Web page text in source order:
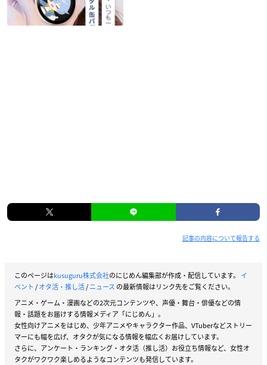
記事の内容について報告する
このページはkusuguru株式会社のにじめん編集部が作成・配信しています。 イ
ベント /オタ活・推し活/ニュース の最新情報はリンク先をご覧ください。
アニメ・ゲーム・漫画などの2次元コンテンツや、声優・舞台・俳優などの情
報・話題をお届けする情報メディア「にじめん」。
女性向けアニメをはじめ、少年アニメやキャラクター作品、VTuberなどストリー
マーにも幅を広げ、オタクが気になる情報を幅広くお届けしています。
さらに、アンケート・ランキング・オタ活（推し活）お役立ち情報など、女性オ
タクがワクワク楽しめるようなコンテンツも発信しています。